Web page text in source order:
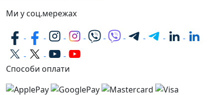
Ми у соц.мережах
Способи оплати